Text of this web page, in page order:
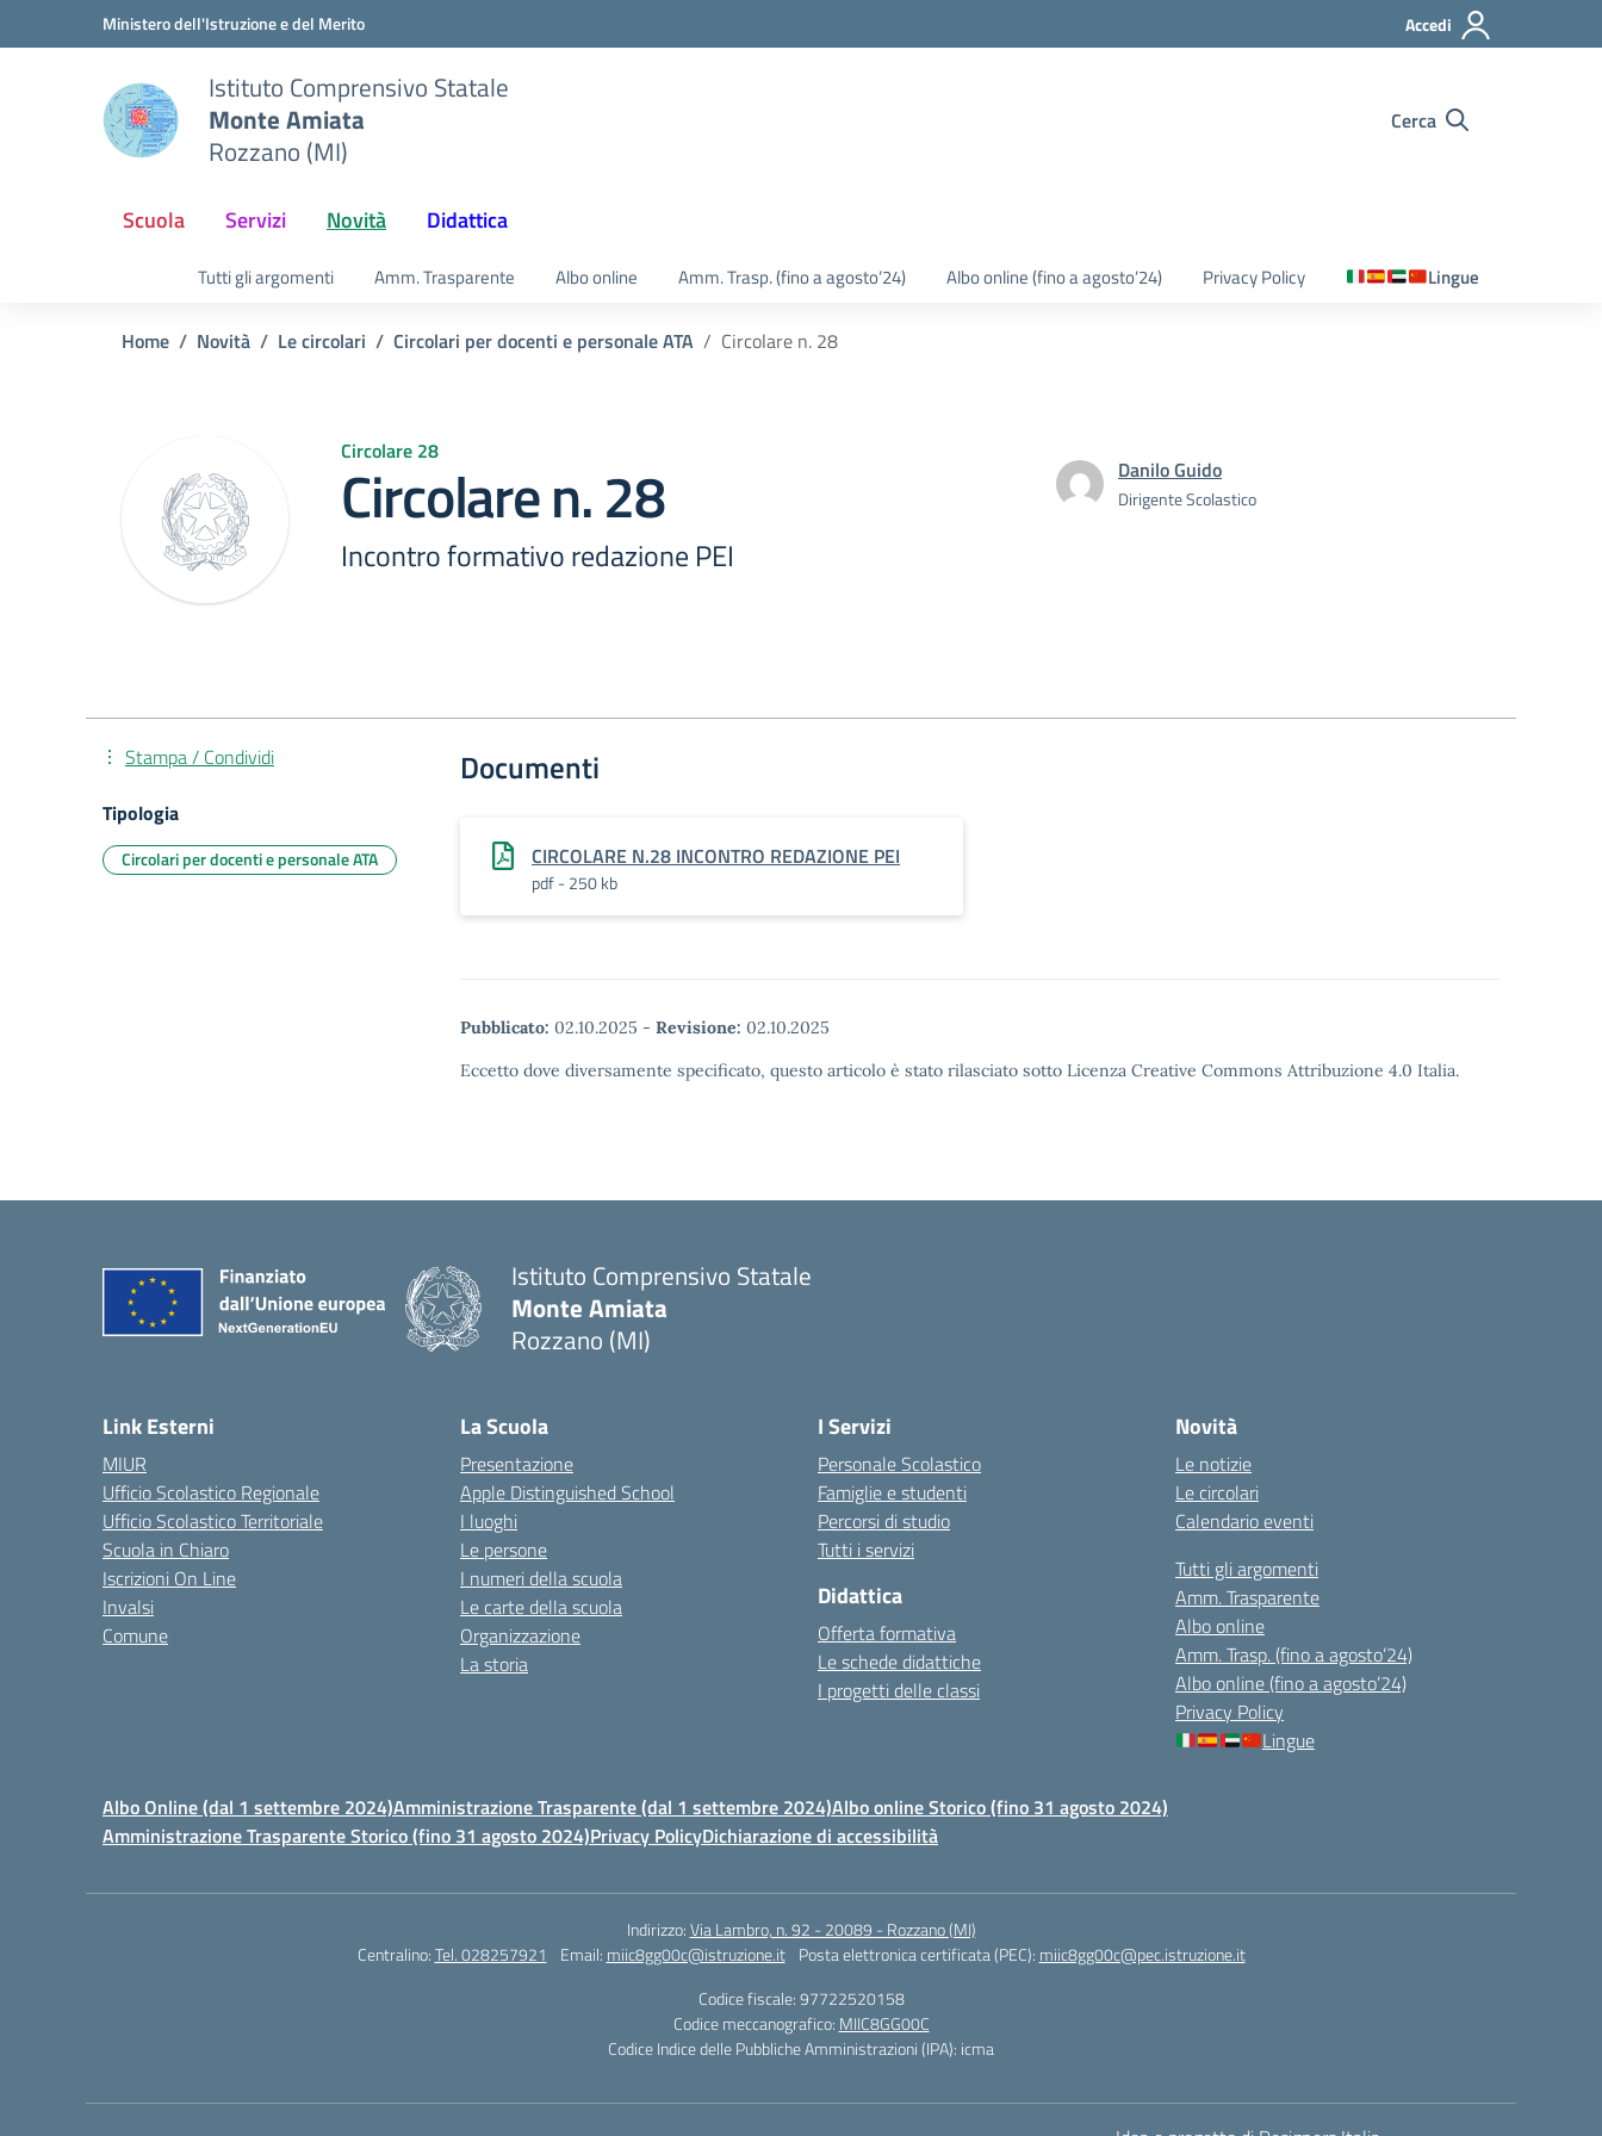
Vai ai contenuti
Vai al menu di navigazioneMinistero dell'Istruzione e del Merito Accedi
Istituto Comprensivo Statale
Monte Amiata
Rozzano (MI)
Cerca
Scuola Servizi Novità Didattica
Tutti gli argomenti Amm. Trasparente Albo online Amm. Trasp. (fino a agosto’24) Albo online (fino a agosto’24) Privacy Policy Lingue
Home Novità Le circolari Circolari per docenti e personale ATA Circolare n. 28
Circolare 28
Circolare n. 28
Incontro formativo redazione PEI
Danilo Guido
Dirigente Scolastico
Documenti
CIRCOLARE N.28 INCONTRO REDAZIONE PEI
pdf - 250 kb
Pubblicato: 02.10.2025 - Revisione: 02.10.2025
Eccetto dove diversamente specificato, questo articolo è stato rilasciato sotto Licenza Creative Commons Attribuzione 4.0 Italia.
Stampa / Condividi
Tipologia
Circolari per docenti e personale ATA
Istituto Comprensivo Statale
Monte Amiata
Rozzano (MI)
Link Esterni
MIUR
Ufficio Scolastico Regionale
Ufficio Scolastico Territoriale
Scuola in Chiaro
Iscrizioni On Line
Invalsi
Comune
La Scuola
Presentazione
Apple Distinguished School
I luoghi
Le persone
I numeri della scuola
Le carte della scuola
Organizzazione
La storia
I Servizi
Personale Scolastico
Famiglie e studenti
Percorsi di studio
Tutti i servizi
Didattica
Offerta formativa
Le schede didattiche
I progetti delle classi
Novità
Le notizie
Le circolari
Calendario eventi
Tutti gli argomenti
Amm. Trasparente
Albo online
Amm. Trasp. (fino a agosto’24)
Albo online (fino a agosto’24)
Privacy Policy
Lingue
Albo Online (dal 1 settembre 2024)Amministrazione Trasparente (dal 1 settembre 2024)Albo online Storico (fino 31 agosto 2024)
Amministrazione Trasparente Storico (fino 31 agosto 2024)Privacy PolicyDichiarazione di accessibilità
Indirizzo:Via Lambro, n. 92 - 20089 - Rozzano (MI)
Centralino:Tel. 028257921 Email: miic8gg00c@istruzione.it Posta elettronica certificata (PEC): miic8gg00c@pec.istruzione.it
Codice fiscale: 97722520158
Codice meccanografico: MIIC8GG00C
Codice Indice delle Pubbliche Amministrazioni (IPA): icma